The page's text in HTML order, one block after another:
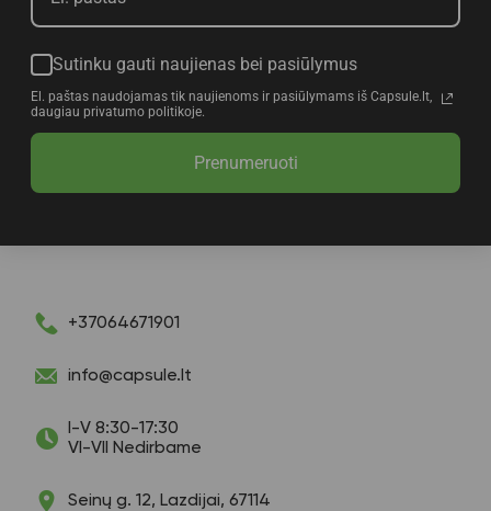
Sutinku gauti naujienas bei pasiūlymus
El. paštas naudojamas tik naujienoms ir pasiūlymams iš Capsule.lt,
daugiau privatumo politikoje.
Prenumeruoti
+37064671901
info@capsule.lt
I-V 8:30-17:30
VI-VII Nedirbame
Seinų g. 12, Lazdijai, 67114